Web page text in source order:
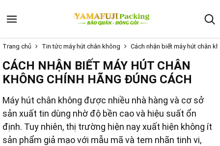
Trang chủ Tin tức máy hút chân không Cách nhận biết máy hút chân
CÁCH NHẬN BIẾT MÁY HÚT CHÂN
KHÔNG CHÍNH HÃNG ĐÚNG CÁCH
Máy hút chân không được nhiều nhà hàng và cơ sở
sản xuất tin dùng nhờ độ bền cao và hiệu suất ổn
định. Tuy nhiên, thị trường hiện nay xuất hiện không ít
sản phẩm giả mạo với mẫu mã và tem nhãn tinh vi,